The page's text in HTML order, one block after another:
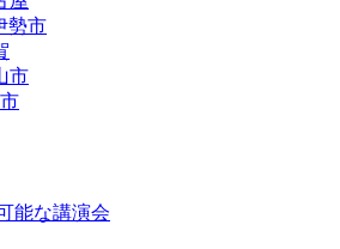
勢市
市
能な講演会